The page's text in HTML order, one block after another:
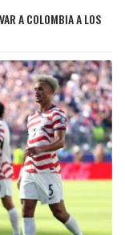
A COLOMBIA A LOS